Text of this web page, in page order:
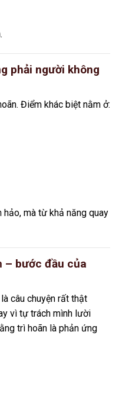
phải người không
Điểm khác biệt nằm ở:
mà từ khả năng quay
– bước đầu của
là câu chuyện rất thật
vì tự trách mình lười
trì hoãn là phản ứng